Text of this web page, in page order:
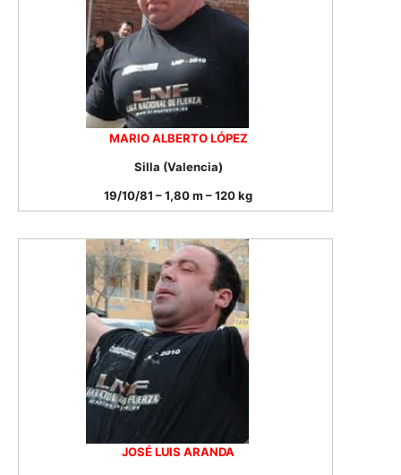
MARIO ALBERTO LÓPEZ
Silla (Valencia)
19/10/81 – 1,80 m – 120 kg
JOSÉ LUIS ARANDA